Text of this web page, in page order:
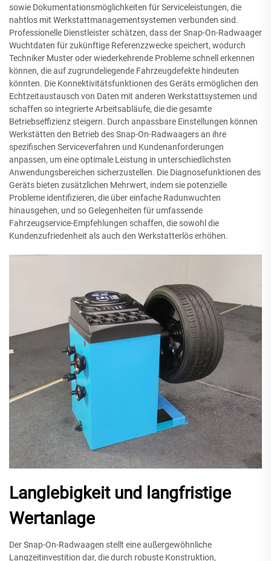
sowie Dokumentationsmöglichkeiten für Serviceleistungen, die
nahtlos mit Werkstattmanagementsystemen verbunden sind.
Professionelle Dienstleister schätzen, dass der Snap-On-Radwaager
Wuchtdaten für zukünftige Referenzzwecke speichert, wodurch
Techniker Muster oder wiederkehrende Probleme schnell erkennen
können, die auf zugrundeliegende Fahrzeugdefekte hindeuten
könnten. Die Konnektivitätsfunktionen des Geräts ermöglichen den
Echtzeitaustausch von Daten mit anderen Werkstattsystemen und
schaffen so integrierte Arbeitsabläufe, die die gesamte
Betriebseffizienz steigern. Durch anpassbare Einstellungen können
Werkstätten den Betrieb des Snap-On-Radwaagers an ihre
spezifischen Serviceverfahren und Kundenanforderungen
anpassen, um eine optimale Leistung in unterschiedlichsten
Anwendungsbereichen sicherzustellen. Die Diagnosefunktionen des
Geräts bieten zusätzlichen Mehrwert, indem sie potenzielle
Probleme identifizieren, die über einfache Radunwuchten
hinausgehen, und so Gelegenheiten für umfassende
Fahrzeugservice-Empfehlungen schaffen, die sowohl die
Kundenzufriedenheit als auch den Werkstatterlös erhöhen.
Langlebigkeit und langfristige
Wertanlage
Der Snap-On-Radwaagen stellt eine außergewöhnliche
Langzeitinvestition dar, die durch robuste Konstruktion,